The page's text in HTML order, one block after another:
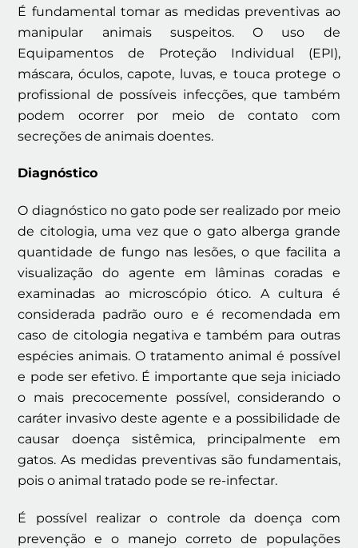
É fundamental tomar as medidas preventivas ao
manipular animais suspeitos. O uso de
Equipamentos de Proteção Individual (EPI),
máscara, óculos, capote, luvas, e touca protege o
profissional de possíveis infecções, que também
podem ocorrer por meio de contato com
secreções de animais doentes.
Diagnóstico
O diagnóstico no gato pode ser realizado por meio
de citologia, uma vez que o gato alberga grande
quantidade de fungo nas lesões, o que facilita a
visualização do agente em lâminas coradas e
examinadas ao microscópio ótico. A cultura é
considerada padrão ouro e é recomendada em
caso de citologia negativa e também para outras
espécies animais. O tratamento animal é possível
e pode ser efetivo. É importante que seja iniciado
o mais precocemente possível, considerando o
caráter invasivo deste agente e a possibilidade de
causar doença sistêmica, principalmente em
gatos. As medidas preventivas são fundamentais,
pois o animal tratado pode se re-infectar.
É possível realizar o controle da doença com
prevenção e o manejo correto de populações